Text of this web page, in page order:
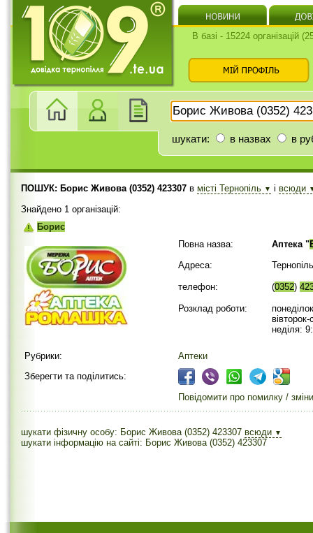
В базі - 15224 організацій
шукати: в назвах в
ПОШУК: Борис Живова (0352) 423307 в місті Тернопіль ▼ і всюди
Знайдено 1 організацій:
Борис
Повна назва:
Аптека "
Адреса:
телефон: (0352)
Розклад роботи:
неділя:
Рубрики:
Аптеки
Зберегти та поділитись:
Повідомити про помилку / зміни
шукати фізичну особу: Борис Живова (0352) 423307 всюди ▼
шукати інформацію на сайті: Борис Живова (0352) 423307